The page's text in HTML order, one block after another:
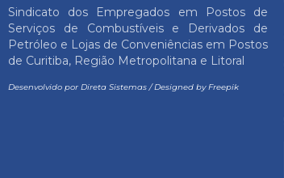
Sindicato dos Empregados em Postos de
Serviços de Combustíveis e Derivados de
Petróleo e Lojas de Conveniências em Postos
de Curitiba, Região Metropolitana e Litoral
Desenvolvido por Direta Sistemas/Designed by Freepik